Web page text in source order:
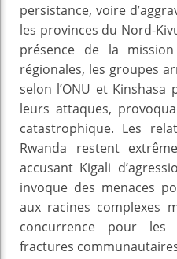
persistance, voire
les provinces du Nord-
présence de la
régionales, les groupes
selon l’ONU et
leurs attaques,
catastrophique. Les
Rwanda restent
accusant Kigali
invoque des menaces
aux racines complexes
concurrence pour les
fractures